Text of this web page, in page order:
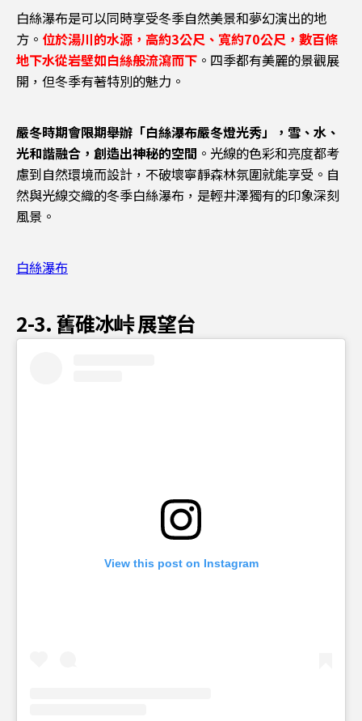
白絲瀑布是可以同時享受冬季自然美景和夢幻演出的地
方。 位於湯川的水源，高約3公尺、寬約70公尺，數百條
地下水從岩壁如白絲般流瀉而下 。四季都有美麗的景觀展
開，但冬季有著特別的魅力。
嚴冬時期會限期舉辦「白絲瀑布嚴冬燈光秀」，雪、水、
光和諧融合，創造出神秘的空間 。光線的色彩和亮度都考
慮到自然環境而設計，不破壞寧靜森林氛圍就能享受。自
然與光線交織的冬季白絲瀑布，是輕井澤獨有的印象深刻
風景。
白絲瀑布
2-3. 舊碓冰峠 展望台
View this post on Instagram